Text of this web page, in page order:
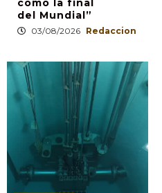
como la final
del Mundial”
03/08/2026 Redaccion